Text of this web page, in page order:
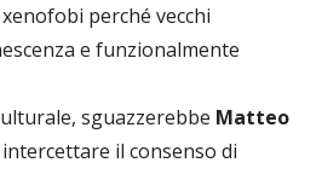
perché vecchi
e funzionalmente
sguazzerebbe Matteo
il consenso di